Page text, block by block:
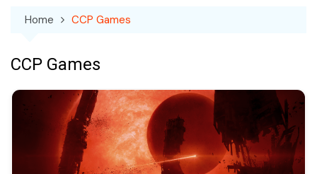
Home CCP Games
CCP Games